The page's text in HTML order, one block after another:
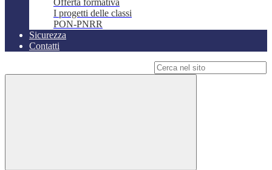
Offerta formativa
I progetti delle classi
PON-PNRR
Sicurezza
Contatti